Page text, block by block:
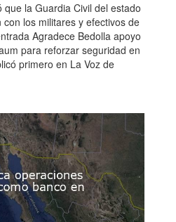
la Guardia Civil del estado
los militares y efectivos de
Agradece Bedolla apoyo
para reforzar seguridad en
primero en La Voz de